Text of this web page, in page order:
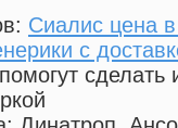
Сиалис цена
с